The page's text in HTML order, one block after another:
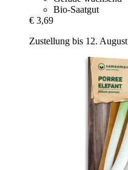
Bio-Saatgut
€ 3,69
Zustellung bis 12. August